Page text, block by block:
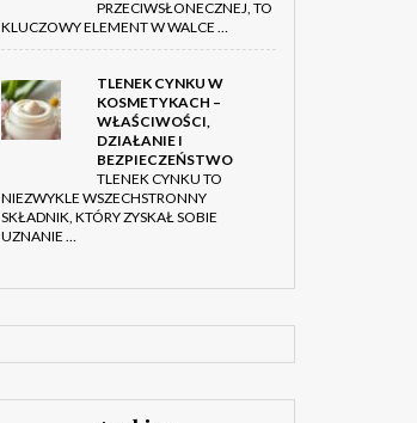
PRZECIWSŁONECZNEJ, TO
KLUCZOWY ELEMENT W WALCE …
TLENEK CYNKU W
KOSMETYKACH –
WŁAŚCIWOŚCI,
DZIAŁANIE I
BEZPIECZEŃSTWO
TLENEK CYNKU TO
NIEZWYKLE WSZECHSTRONNY
SKŁADNIK, KTÓRY ZYSKAŁ SOBIE
UZNANIE …